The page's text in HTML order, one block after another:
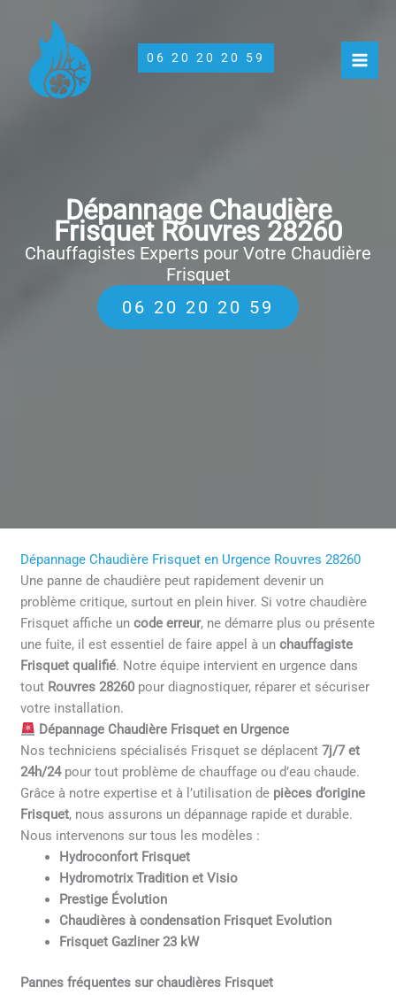
contenu
06 20 20 20 59
Dépannage Chaudière
Frisquet Rouvres 28260
Chauffagistes Experts pour Votre Chaudière
Frisquet
06 20 20 20 59
Dépannage Chaudière Frisquet en Urgence Rouvres 28260
Une panne de chaudière peut rapidement devenir un
problème critique, surtout en plein hiver. Si votre chaudière
Frisquet affiche uncode erreur, ne démarre plus ou présente
une fuite, il est essentiel de faire appel à unchauffagiste
Frisquet qualifié. Notre équipe intervient en urgence dans
tout Rouvres 28260 pour diagnostiquer, réparer et sécuriser
votre installation.
Dépannage Chaudière Frisquet en Urgence
Nos techniciens spécialisés Frisquet se déplacent7j/7 et
24h/24pour tout problème de chauffage ou d’eau chaude.
Grâce à notre expertise et à l’utilisation de pièces d’origine
Frisquet, nous assurons un dépannage rapide et durable.
Nous intervenons sur tous les modèles :
Hydroconfort Frisquet
Hydromotrix Tradition et Visio
Prestige Évolution
Chaudières à condensation Frisquet Evolution
Frisquet Gazliner 23 kW
Pannes fréquentes sur chaudières Frisquet